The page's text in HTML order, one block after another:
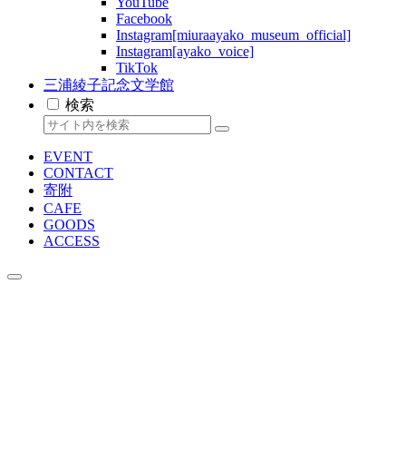
Facebook
Instagram[miuraayako_museum_official]
Instagram[ayako_voice]
TikTok
三浦綾子記念文学館
検索
EVENT
CONTACT
寄附
CAFE
GOODS
ACCESS